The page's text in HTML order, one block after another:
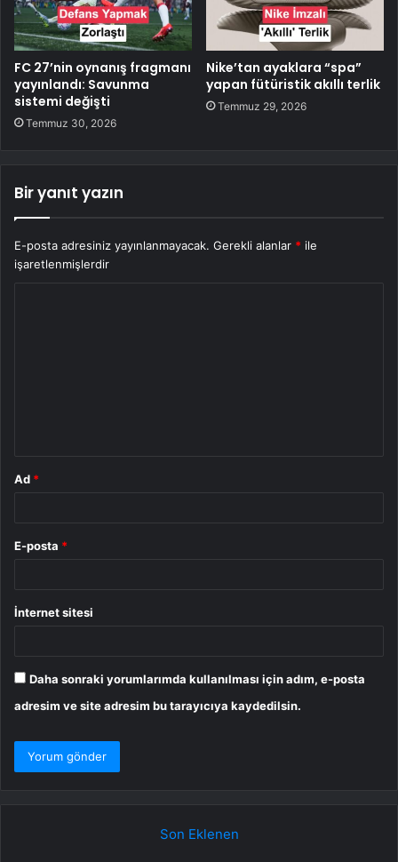
FC 27’nin oynanış fragmanı
yayınlandı: Savunma
sistemi değişti
Temmuz 30, 2026
Nike’tan ayaklara “spa”
yapan fütüristik akıllı terlik
Temmuz 29, 2026
Bir yanıt yazın
E-posta adresiniz yayınlanmayacak. Gerekli alanlar * ile
işaretlenmişlerdir
Ad *
E-posta *
İnternet sitesi
Daha sonraki yorumlarımda kullanılması için adım, e-posta
adresim ve site adresim bu tarayıcıya kaydedilsin.
Son Eklenen